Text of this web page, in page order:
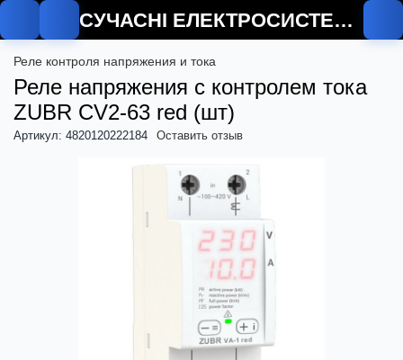
СУЧАСНІ ЕЛЕКТРОСИСТЕМИ
Реле контроля напряжения и тока
Реле напряжения с контролем тока
ZUBR CV2-63 red (шт)
Артикул: 4820120222184 Оставить отзыв